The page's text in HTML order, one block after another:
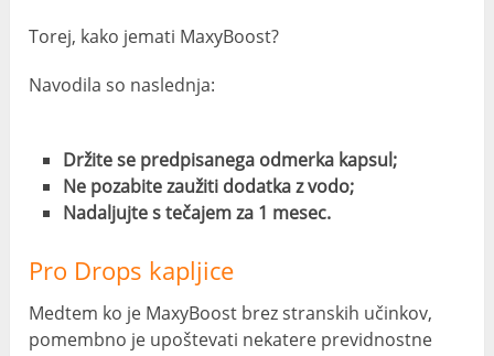
Torej, kako jemati MaxyBoost?
Navodila so naslednja:
Držite se predpisanega odmerka kapsul;
Ne pozabite zaužiti dodatka z vodo;
Nadaljujte s tečajem za 1 mesec.
Pro Drops kapljice
Medtem ko je MaxyBoost brez stranskih učinkov,
pomembno je upoštevati nekatere previdnostne